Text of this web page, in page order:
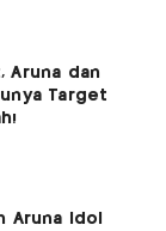
Aruna dan
Target
Aruna Idol